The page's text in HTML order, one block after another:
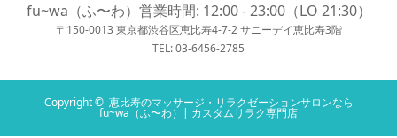
fu~wa（ふ〜わ）営業時間: 12:00 - 23:00（LO 21:30）
〒150-0013 東京都渋谷区恵比寿4-7-2 サニーデイ恵比寿3階
TEL: 03-6456-2785
Copyright © 恵比寿のマッサージ・リラクゼーションサロンなら
fu~wa（ふ〜わ）| カスタムリラク専門店